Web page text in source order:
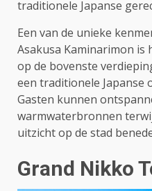
traditionele Japanse
Een van de unieke
Asakusa Kaminarimon is
op de bovenste
een traditionele Japanse
Gasten kunnen
warmwaterbronnen
uitzicht op de stad
Grand Nikko